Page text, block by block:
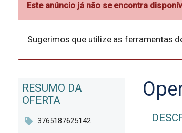
Este anúncio já não se encontra
Sugerimos que utilize as ferramentas
RESUMO DA
OFERTA
3765187625142